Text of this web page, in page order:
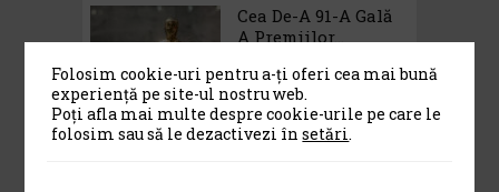
Cea De-A 91-A Gală
A Premiilor...
Folosim cookie-uri pentru a-ți oferi cea mai bună
experiență pe site-ul nostru web.
Poți afla mai multe despre cookie-urile pe care le
folosim sau să le dezactivezi însetări.